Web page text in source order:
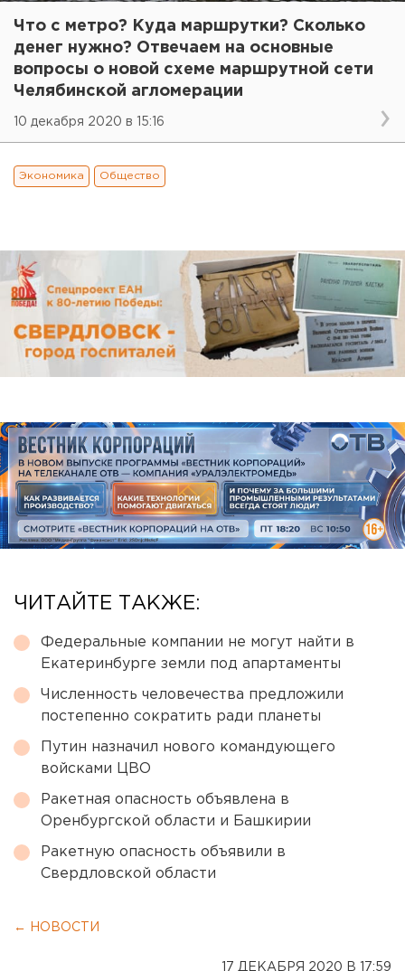
Что с метро? Куда маршрутки? Сколько
денег нужно? Отвечаем на основные
вопросы о новой схеме маршрутной сети
Челябинской агломерации
10 декабря 2020 в 15:16
Экономика Общество
ЧИТАЙТЕ ТАКЖЕ:
Федеральные компании не могут найти в
Екатеринбурге земли под апартаменты
Численность человечества предложили
постепенно сократить ради планеты
Путин назначил нового командующего
войсками ЦВО
Ракетная опасность объявлена в
Оренбургской области и Башкирии
Ракетную опасность объявили в
Свердловской области
← НОВОСТИ
17 ДЕКАБРЯ 2020 В 17:59